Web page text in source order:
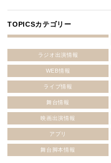
TOPICSカテゴリー
ラジオ出演情報
WEB情報
ライブ情報
舞台情報
映画出演情報
アプリ
舞台脚本情報